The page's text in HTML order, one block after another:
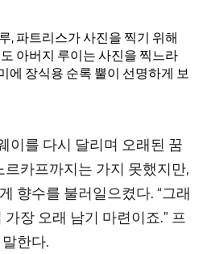
, 파트리스가 사진을 찍기 위해
아버지 루이는 사진을 찍느라
에 장식용 순록 뿔이 선명하게 보
이를 다시 달리며 오래된 꿈
카프까지는 가지 못했지만,
향수를 불러일으켰다. “그래
장 오래 남기 마련이죠.” 프
한다.